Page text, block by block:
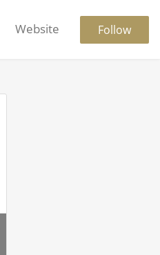
Website Follow